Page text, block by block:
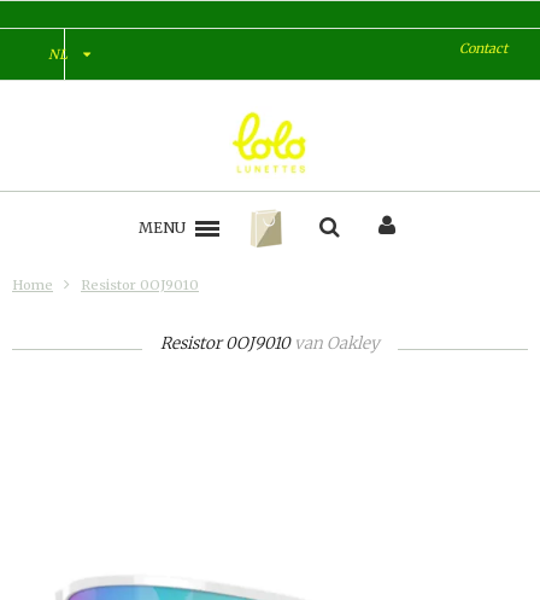
NL Contact
MENU
Home Resistor 0OJ9010
Resistor 0OJ9010 van Oakley